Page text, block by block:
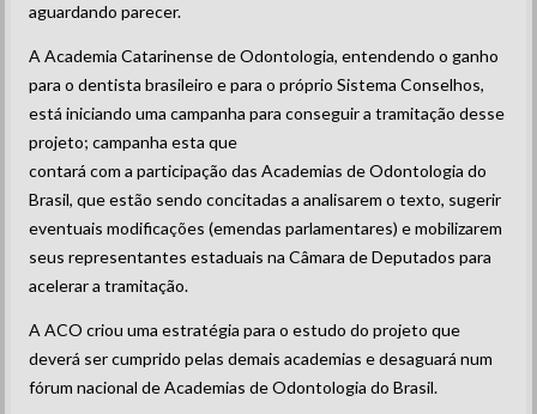
aguardando parecer.
A Academia Catarinense de Odontologia, entendendo o ganho
para o dentista brasileiro e para o próprio Sistema Conselhos,
está iniciando uma campanha para conseguir a tramitação desse
projeto; campanha esta que
contará com a participação das Academias de Odontologia do
Brasil, que estão sendo concitadas a analisarem o texto, sugerir
eventuais modificações (emendas parlamentares) e mobilizarem
seus representantes estaduais na Câmara de Deputados para
acelerar a tramitação.
A ACO criou uma estratégia para o estudo do projeto que
deverá ser cumprido pelas demais academias e desaguará num
fórum nacional de Academias de Odontologia do Brasil.